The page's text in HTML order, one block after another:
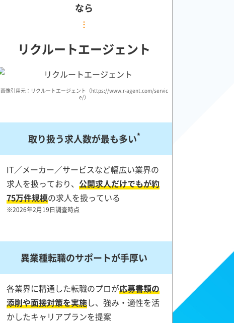
なら
リクルートエージェント
画像引用元：リクルートエージェント（https://www.r-agent.com/servic
e/）
取り扱う求人数が最も多い*
IT／メーカー／サービスなど幅広い業界の
求人を扱っており、 公開求人だけでもが約
75万件規模の求人を扱っている
※2026年2月19日調査時点
異業種転職のサポートが手厚い
各業界に精通した転職のプロが応募書類の
添削や面接対策を実施し、強み・適性を活
かしたキャリアプランを提案